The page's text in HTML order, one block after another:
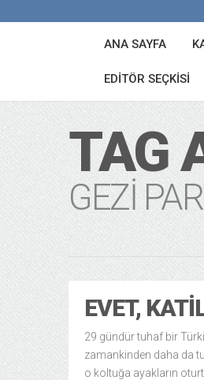
ANA SAYFA
EDITÖR SEÇKISI
TAG
GEZI
EVET,
29 gündür tuhaf bir
zamankinden daha da
o koltuğa ayakların